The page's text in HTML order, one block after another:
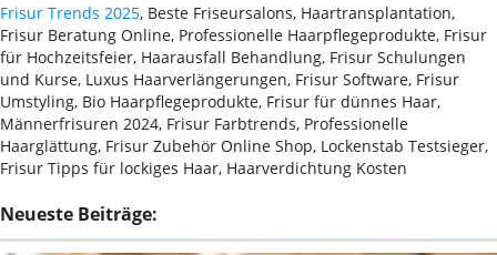
Frisur Trends 2025, Beste Friseursalons, Haartransplantation,
Frisur Beratung Online, Professionelle Haarpflegeprodukte, Frisur
für Hochzeitsfeier, Haarausfall Behandlung, Frisur Schulungen
und Kurse, Luxus Haarverlängerungen, Frisur Software, Frisur
Umstyling, Bio Haarpflegeprodukte, Frisur für dünnes Haar,
Männerfrisuren 2024, Frisur Farbtrends, Professionelle
Haarglättung, Frisur Zubehör Online Shop, Lockenstab Testsieger,
Frisur Tipps für lockiges Haar, Haarverdichtung Kosten
Neueste Beiträge: